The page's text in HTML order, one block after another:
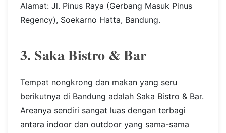
Alamat: Jl. Pinus Raya (Gerbang Masuk Pinus
Regency), Soekarno Hatta, Bandung.
3. Saka Bistro & Bar
Tempat nongkrong dan makan yang seru
berikutnya di Bandung adalah Saka Bistro & Bar.
Areanya sendiri sangat luas dengan terbagi
antara indoor dan outdoor yang sama-sama